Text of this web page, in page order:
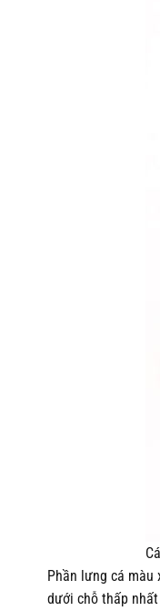
Phần lưng cá
dưới chỗ thấp